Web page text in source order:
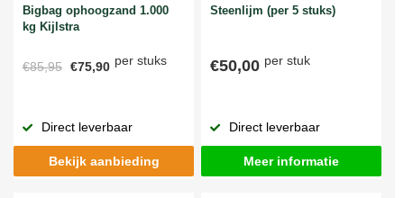
Bigbag ophoogzand 1.000
kg Kijlstra
€85,95 €75,90 per stuks
Direct leverbaar
Bekijk aanbieding
Steenlijm (per 5 stuks)
€50,00 per stuk
Direct leverbaar
Meer informatie